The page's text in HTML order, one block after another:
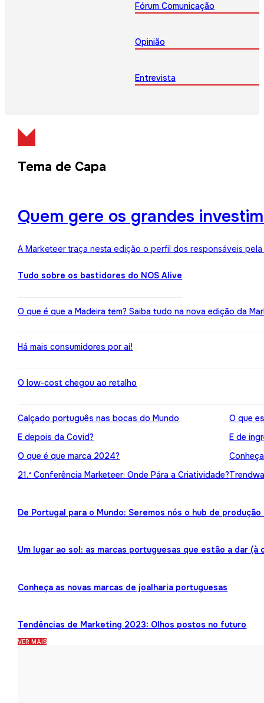
Fórum Comunicação
Opinião
Entrevista
Tema de Capa
Quem gere os grandes
A Marketeer traça nesta edição o perfil dos responsáveis
Tudo sobre os bastidores do NOS Alive
O que é que a Madeira tem? Saiba tudo na nova edição da
Há mais consumidores por aí!
O low-cost chegou ao retalho
Calçado português nas bocas do Mundo
E depois da Covid?
O que é que marca 2024?
21.ª Conferência Marketeer: Onde Pára a Criatividade?
O que
E de
De Portugal para o Mundo: Seremos nós o hub de
Um lugar ao sol: as marcas portuguesas que estão a dar (à
Conheça as novas marcas de joalharia portuguesas
Tendências de Marketing 2023: Olhos postos no futuro
VER MAIS